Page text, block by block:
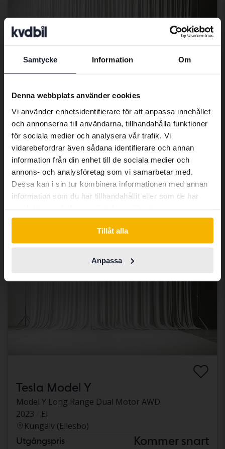
Samtycke Information Om
Denna webbplats använder cookies
Vi använder enhetsidentifierare för att anpassa innehållet
och annonserna till användarna, tillhandahålla funktioner
för sociala medier och analysera vår trafik. Vi
vidarebefordrar även sådana identifierare och annan
information från din enhet till de sociala medier och
annons- och analysföretag som vi samarbetar med.
Dessa kan i sin tur kombinera informationen med annan
information som du har tillhandahållit eller som de har
Tillåt alla
Anpassa
Tesla Model Y
Model Y Long Range Dual Motor AWD
2022
10 389 mil
El
Kungälv (Ellesbo)
Utgångspris Kommer snart
En värdering av fordonet är på gång
Kommer snart
Tesla Model Y
Model Y Long Range Dual Motor AWD
2023
El
Kungälv (Ellesbo)
Utgångspris Kommer snart
Preferred language
We have detected that your browser
Swedish. To better service our friends
abroad we have an English language
site (kvdcars.com) that contains all the
same vehicles and services.
Continue in Swedish